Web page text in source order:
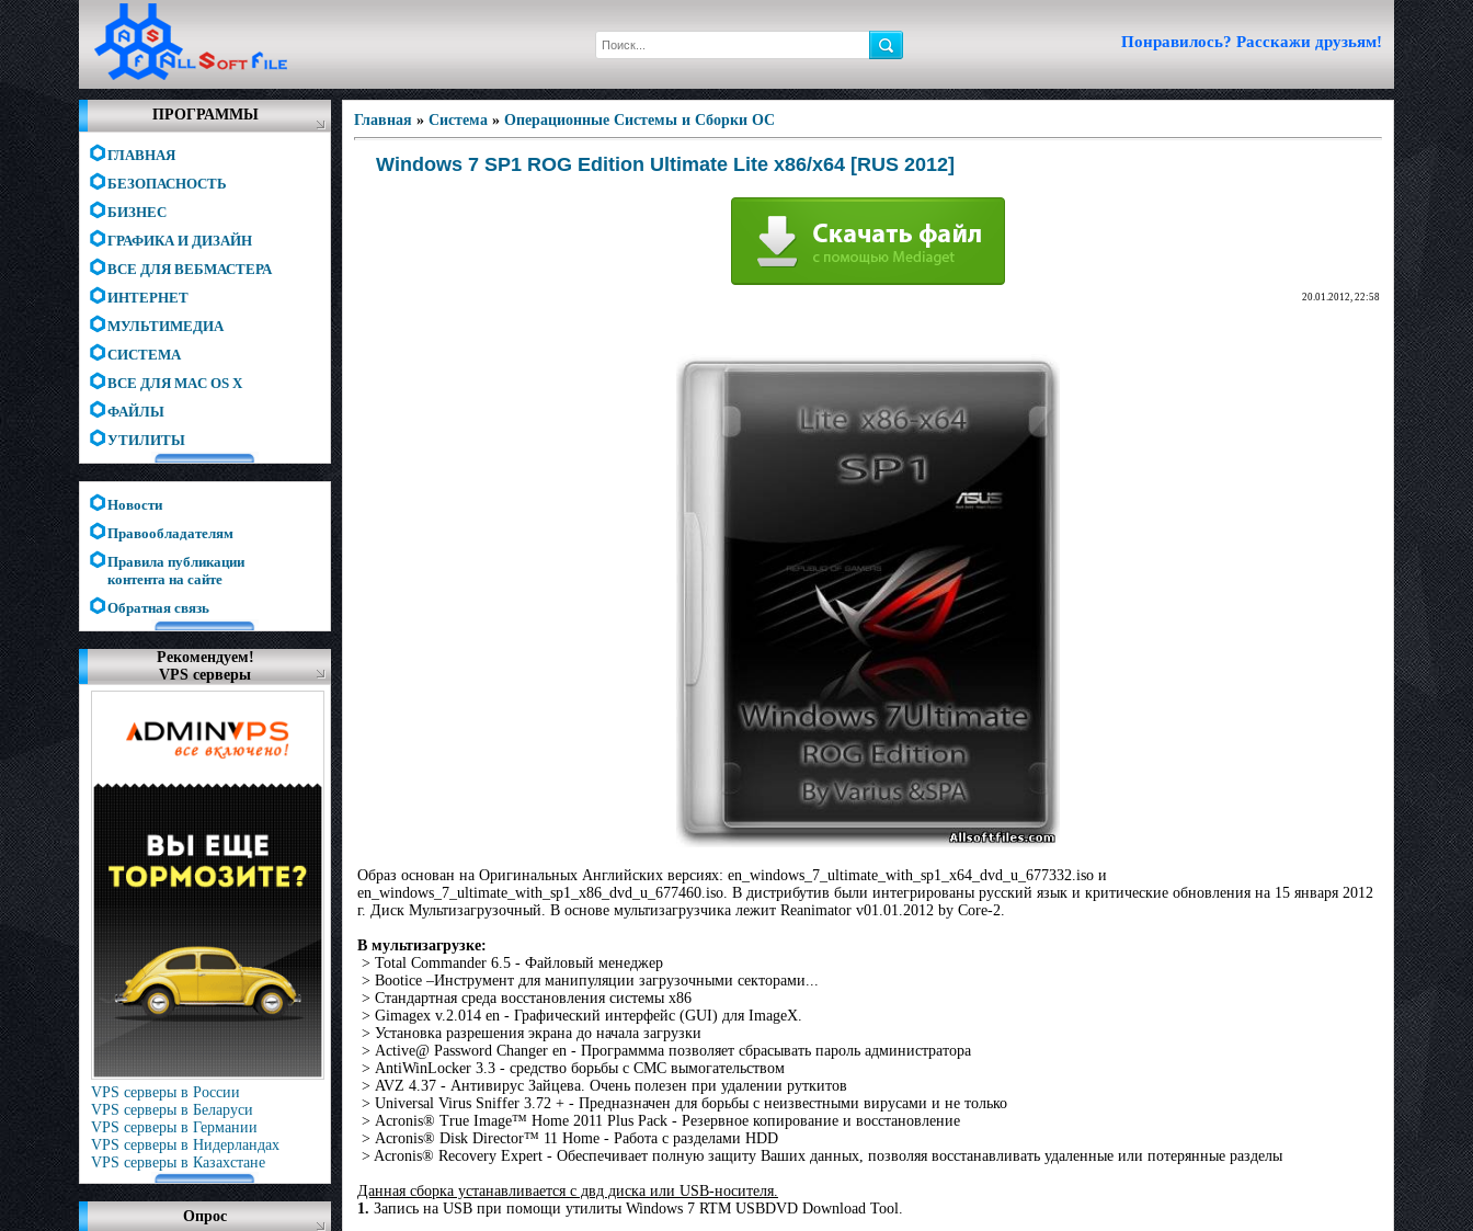
Понравилось? Расскажи друзьям!
ПРОГРАММЫ
ГЛАВНАЯ
БЕЗОПАСНОСТЬ
БИЗНЕС
ГРАФИКА И ДИЗАЙН
ВСЕ ДЛЯ ВЕБМАСТЕРА
ИНТЕРНЕТ
МУЛЬТИМЕДИА
СИСТЕМА
ВСЕ ДЛЯ MAC OS X
ФАЙЛЫ
УТИЛИТЫ
Новости
Правообладателям
Правила публикации
контента на сайте
Обратная связь
Рекомендуем!
VPS серверы
VPS серверы в России
VPS серверы в Беларуси
VPS серверы в Германии
VPS серверы в Нидерландах
VPS серверы в Казахстане
Опрос
Главная » Система » Операционные Системы и Сборки ОС
Windows 7 SP1 ROG Edition Ultimate Lite x86/x64 [RUS 2012]
20.01.2012, 22:58
Образ основан на Оригинальных Английских версиях: en_windows_7_ultimate_with_sp1_x64_dvd_u_677332.iso и
en_windows_7_ultimate_with_sp1_x86_dvd_u_677460.iso. В дистрибутив были интегрированы русский язык и критические обновления на 15 января 2012
г. Диск Мультизагрузочный. В основе мультизагрузчика лежит Reanimator v01.01.2012 by Core-2.
В мультизагрузке:
> Total Commander 6.5 - Файловый менеджер
> Bootice –Инструмент для манипуляции загрузочными секторами...
> Стандартная среда восстановления системы х86
> Gimagex v.2.014 en - Графический интерфейс (GUI) для ImageX.
> Установка разрешения экрана до начала загрузки
> Active@ Password Changer en - Программма позволяет сбрасывать пароль администратора
> AntiWinLocker 3.3 - средство борьбы с СМС вымогательством
> AVZ 4.37 - Антивирус Зайцева. Очень полезен при удалении руткитов
> Universal Virus Sniffer 3.72 + - Предназначен для борьбы с неизвестными вирусами и не только
> Acronis® True Image™ Home 2011 Plus Pack - Резервное копирование и восстановление
> Acronis® Disk Director™ 11 Home - Работа с разделами HDD
> Acronis® Recovery Expert - Обеспечивает полную защиту Ваших данных, позволяя восстанавливать удаленные или потерянные разделы
Данная сборка устанавливается с двд диска или USB-носителя.
1. Запись на USB при помощи утилиты Windows 7 RTM USBDVD Download Tool.